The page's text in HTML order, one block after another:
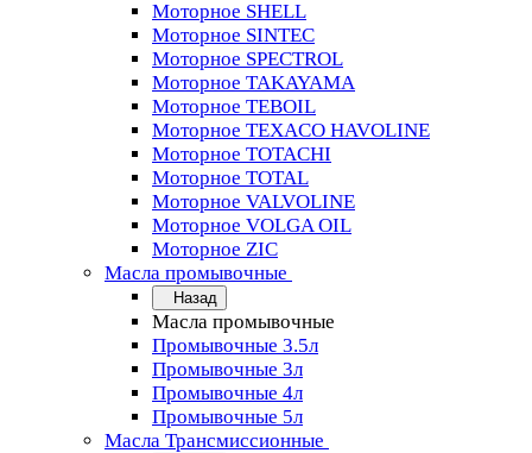
Моторное SHELL
Моторное SINTEC
Моторное SPECTROL
Моторное TAKAYAMA
Моторное TEBOIL
Моторное TEXACO HAVOLINE
Моторное TOTACHI
Моторное TOTAL
Моторное VALVOLINE
Моторное VOLGA OIL
Моторное ZIC
Масла промывочные
Назад
Масла промывочные
Промывочные 3.5л
Промывочные 3л
Промывочные 4л
Промывочные 5л
Масла Трансмиссионные